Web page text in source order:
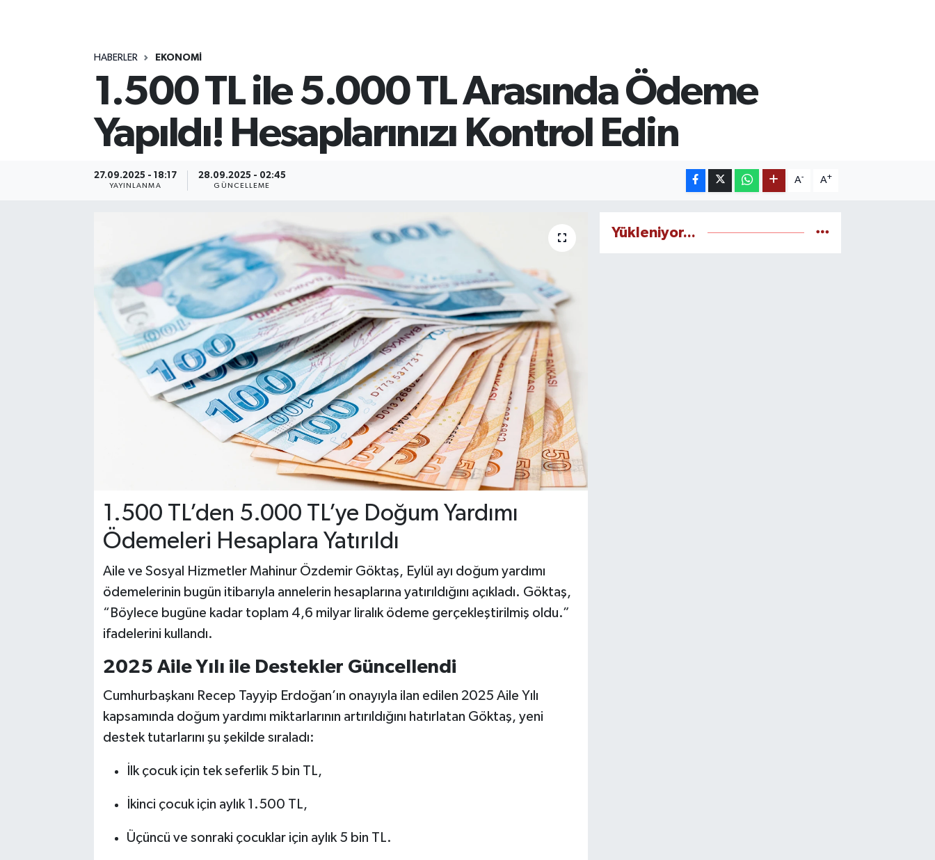
HABERLER EKONOMİ
1.500 TL ile 5.000 TL Arasında Ödeme
Yapıldı! Hesaplarınızı Kontrol Edin
27.09.2025 - 18:17
YAYINLANMA
28.09.2025 - 02:45
GÜNCELLEME
A- A+
1.500 TL’den 5.000 TL’ye Doğum Yardımı
Ödemeleri Hesaplara Yatırıldı
Aile ve Sosyal Hizmetler Mahinur Özdemir Göktaş, Eylül ayı doğum yardımı
ödemelerinin bugün itibarıyla annelerin hesaplarına yatırıldığını açıkladı. Göktaş,
“Böylece bugüne kadar toplam 4,6 milyar liralık ödeme gerçekleştirilmiş oldu.”
ifadelerini kullandı.
2025 Aile Yılı ile Destekler Güncellendi
Cumhurbaşkanı Recep Tayyip Erdoğan’ın onayıyla ilan edilen 2025 Aile Yılı
kapsamında doğum yardımı miktarlarının artırıldığını hatırlatan Göktaş, yeni
destek tutarlarını şu şekilde sıraladı:
İlk çocuk için tek seferlik 5 bin TL,
İkinci çocuk için aylık 1.500 TL,
Üçüncü ve sonraki çocuklar için aylık 5 bin TL.
Yükleniyor...
ÖZEL HABER
RESMİ İLANLAR